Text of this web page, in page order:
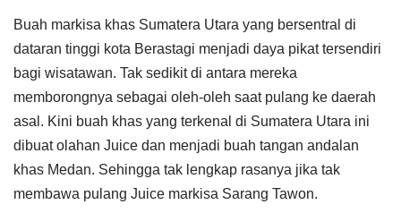
Buah markisa khas Sumatera Utara yang bersentral di
dataran tinggi kota Berastagi menjadi daya pikat tersendiri
bagi wisatawan. Tak sedikit di antara mereka
memborongnya sebagai oleh-oleh saat pulang ke daerah
asal. Kini buah khas yang terkenal di Sumatera Utara ini
dibuat olahan Juice dan menjadi buah tangan andalan
khas Medan. Sehingga tak lengkap rasanya jika tak
membawa pulang Juice markisa Sarang Tawon.